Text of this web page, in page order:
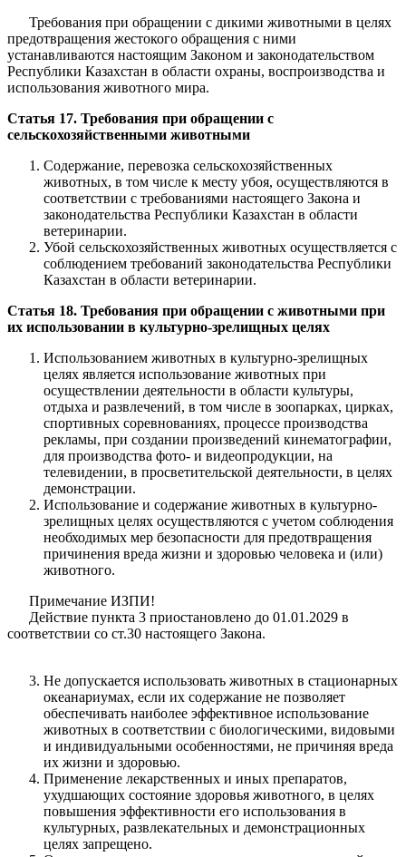
Требования при обращении с дикими животными в целях
предотвращения жестокого обращения с ними
устанавливаются настоящим Законом и законодательством
Республики Казахстан в области охраны, воспроизводства и
использования животного мира.
Статья 17. Требования при обращении с
сельскохозяйственными животными
Содержание, перевозка сельскохозяйственных
животных, в том числе к месту убоя, осуществляются в
соответствии с требованиями настоящего Закона и
законодательства Республики Казахстан в области
ветеринарии.
Убой сельскохозяйственных животных осуществляется с
соблюдением требований законодательства Республики
Казахстан в области ветеринарии.
Статья 18. Требования при обращении с животными при
их использовании в культурно-зрелищных целях
Использованием животных в культурно-зрелищных
целях является использование животных при
осуществлении деятельности в области культуры,
отдыха и развлечений, в том числе в зоопарках, цирках,
спортивных соревнованиях, процессе производства
рекламы, при создании произведений кинематографии,
для производства фото- и видеопродукции, на
телевидении, в просветительской деятельности, в целях
демонстрации.
Использование и содержание животных в культурно-
зрелищных целях осуществляются с учетом соблюдения
необходимых мер безопасности для предотвращения
причинения вреда жизни и здоровью человека и (или)
животного.
Примечание ИЗПИ!
Действие пункта 3 приостановлено до 01.01.2029 в
соответствии со ст.30 настоящего Закона.
Не допускается использовать животных в стационарных
океанариумах, если их содержание не позволяет
обеспечивать наиболее эффективное использование
животных в соответствии с биологическими, видовыми
и индивидуальными особенностями, не причиняя вреда
их жизни и здоровью.
Применение лекарственных и иных препаратов,
ухудшающих состояние здоровья животного, в целях
повышения эффективности его использования в
культурных, развлекательных и демонстрационных
целях запрещено.